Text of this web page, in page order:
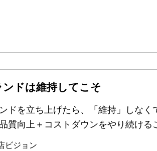
ンドは維持してこそ
ドを立ち上げたら、「維持」しな
質向上＋コストダウンをやり続ける
ビジョン